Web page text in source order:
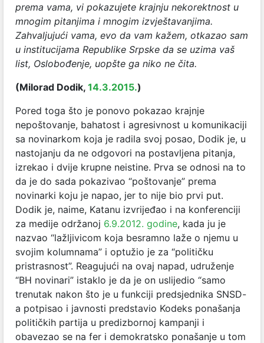
prema vama, vi pokazujete krajnju nekorektnost u
mnogim pitanjima i mnogim izvještavanjima.
Zahvaljujući vama, evo da vam kažem, otkazao sam
u institucijama Republike Srpske da se uzima vaš
list, Oslobođenje, uopšte ga niko ne čita.
(Milorad Dodik, 14.3.2015.)
Pored toga što je ponovo pokazao krajnje
nepoštovanje, bahatost i agresivnost u komunikaciji
sa novinarkom koja je radila svoj posao, Dodik je, u
nastojanju da ne odgovori na postavljena pitanja,
izrekao i dvije krupne neistine. Prva se odnosi na to
da je do sada pokazivao “poštovanje” prema
novinarki koju je napao, jer to nije bio prvi put.
Dodik je, naime, Katanu izvrijeđao i na konferenciji
za medije održanoj 6.9.2012. godine, kada ju je
nazvao “lažljivicom koja besramno laže o njemu u
svojim kolumnama” i optužio je za “političku
pristrasnost”. Reagujući na ovaj napad, udruženje
“BH novinari” istaklo je da je on uslijedio “samo
trenutak nakon što je u funkciji predsjednika SNSD-
a potpisao i javnosti predstavio Kodeks ponašanja
političkih partija u predizbornoj kampanji i
obavezao se na fer i demokratsko ponašanje u tom